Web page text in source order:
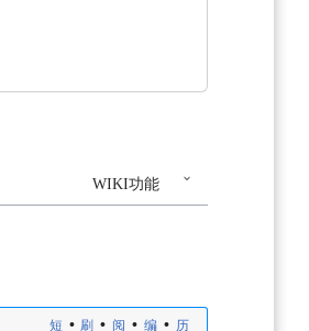
WIKI功能
短 • 刷 • 阅 • 编 • 历